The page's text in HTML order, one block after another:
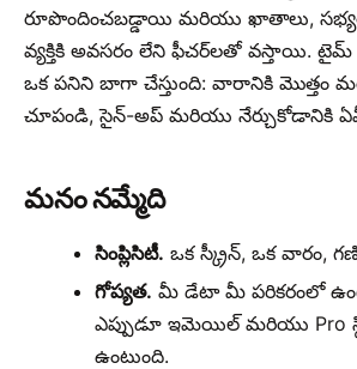
రూపొందించబడ్డాయి మరియు ఖాతాలు,
వ్యక్తికి అవసరం లేని ఫీచర్‌లతో వస్తాయి. టైమ్
ఒక పనిని బాగా చేస్తుంది: వారానికి మొత్తం
చూపండి, సైన్-అప్ మరియు నేర్చుకోడానికి
మనం నమ్మేది
సింప్లిసిటీ. ఒక స్క్రీన్, ఒక వారం,
గోప్యత. మీ డేటా మీ పరికరంలో
ఎప్పుడూ ఇమెయిల్ మరియు Pro
ఉంటుంది.